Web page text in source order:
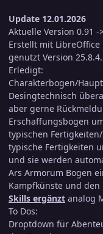
Update 12.01.2026
Aktuelle Version 0.91
Erstellt mit LibreOffice
genutzt Version
Erledigt:
Charakterbogen/
Desingtechnisch
aber gerne
Erschaffungsbogen
typischen
typische Fertigkeiten
und sie werden
Ars Armorum Bogen
Kampfkünste und
Skills ergänzt analog
To Dos:
Droptdown für